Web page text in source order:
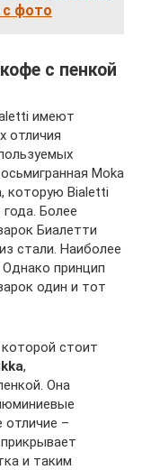
с фото
с пенкой
имеют
отличия
Moka
которую Bialetti
Более
Биалетти
стали. Наиболее
принцип
один и тот
стоит
,
Она
отличие –
и таким